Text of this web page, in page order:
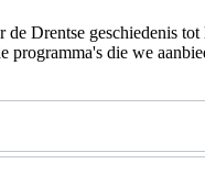
Drentse geschiedenis
die we